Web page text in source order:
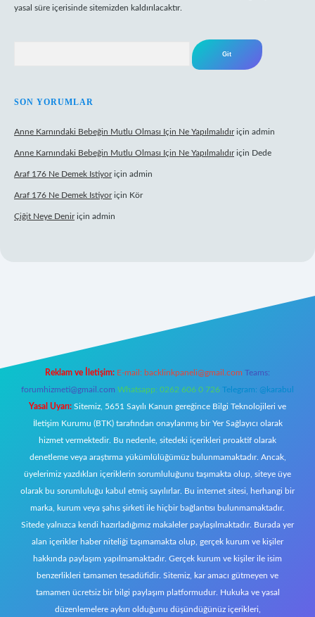
yasal süre içerisinde sitemizden kaldırılacaktır.
SON YORUMLAR
Anne Karnındaki Bebeğin Mutlu Olması Için Ne Yapılmalıdıriçin admin
Anne Karnındaki Bebeğin Mutlu Olması Için Ne Yapılmalıdıriçin Dede
Araf 176 Ne Demek Istiyoriçin admin
Araf 176 Ne Demek Istiyoriçin Kör
Çiğit Neye Deniriçin admin
Reklam ve İletişim: E-mail: backlinkpaneli@gmail.com Teams:
forumhizmeti@gmail.com Whatsapp: 0262 606 0 726 Telegram: @karabul
Yasal Uyarı: Sitemiz, 5651 Sayılı Kanun gereğince Bilgi Teknolojileri ve
İletişim Kurumu (BTK) tarafından onaylanmış bir Yer Sağlayıcı olarak
hizmet vermektedir. Bu nedenle, sitedeki içerikleri proaktif olarak
denetleme veya araştırma yükümlülüğümüz bulunmamaktadır. Ancak,
üyelerimiz yazdıkları içeriklerin sorumluluğunu taşımakta olup, siteye üye
olarak bu sorumluluğu kabul etmiş sayılırlar. Bu internet sitesi, herhangi bir
marka, kurum veya şahıs şirketi ile hiçbir bağlantısı bulunmamaktadır.
Sitede yalnızca kendi hazırladığımız makaleler paylaşılmaktadır. Burada yer
alan içerikler haber niteliği taşımamakta olup, gerçek kurum ve kişiler
hakkında paylaşım yapılmamaktadır. Gerçek kurum ve kişiler ile isim
benzerlikleri tamamen tesadüfidir. Sitemiz, kar amacı gütmeyen ve
tamamen ücretsiz bir bilgi paylaşım platformudur. Hukuka ve yasal
düzenlemelere aykırı olduğunu düşündüğünüz içerikleri,